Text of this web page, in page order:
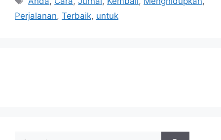
Perjalanan, Terbaik, untuk